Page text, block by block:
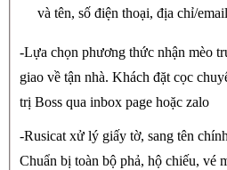
và tên, số điện thoại, địa chỉ/
-Lựa chọn phương thức nhận mèo
giao về tận nhà. Khách đặt cọc
trị Boss qua inbox page hoặc zalo
-Rusicat xử lý giấy tờ, sang tên
Chuẩn bị toàn bộ phả, hộ chiếu, vé